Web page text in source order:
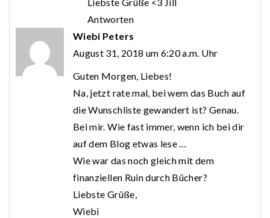
Antworten
Wiebi Peters
August 31, 2018 um 6:20 a.m. Uhr
Guten Morgen, Liebes!
Na, jetzt rate mal, bei wem das Buch auf
die Wunschliste gewandert ist? Genau.
Bei mir. Wie fast immer, wenn ich bei dir
auf dem Blog etwas lese …
Wie war das noch gleich mit dem
finanziellen Ruin durch Bücher?
Liebste Grüße,
Wiebi